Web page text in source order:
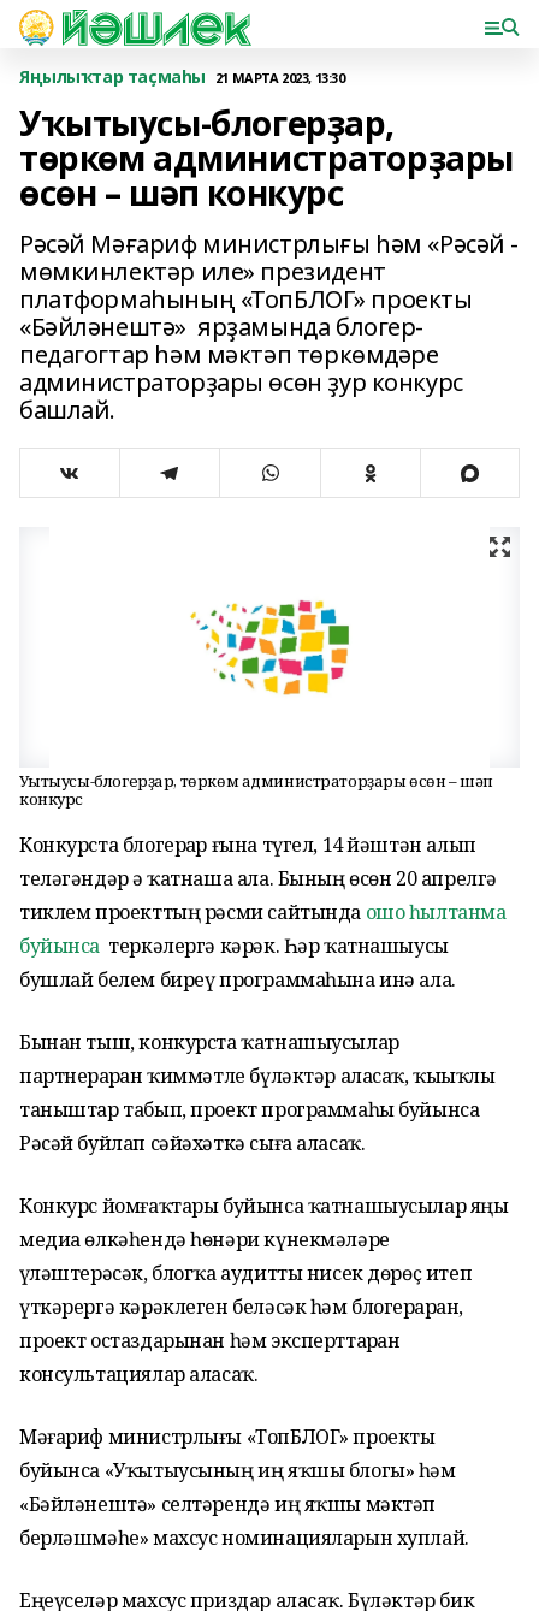
Яңылыҡтар таҫмаһы 21 МАРТА 2023, 13:30
Уҡытыусы-блогерҙар,
төркөм администраторҙары
өсөн – шәп конкурс
Рәсәй Мәғариф министрлығы һәм «Рәсәй -
мөмкинлектәр иле» президент
платформаһының «ТопБЛОГ» проекты
«Бәйләнештә» ярҙамында блогер-
педагогтар һәм мәктәп төркөмдәре
администраторҙары өсөн ҙур конкурс
башлай.
Уҡытыусы-блогерҙар, төркөм администраторҙары өсөн – шәп
конкурс
Конкурста блогерҙар ғына түгел, 14 йәштән алып
теләгәндәр ҙә ҡатнаша ала. Бының өсөн 20 апрелгә
тиклем проекттың рәсми сайтында ошо һылтанма
буйынса теркәлергә кәрәк. Һәр ҡатнашыусы
бушлай белем биреү программаһына инә ала.
Бынан тыш, конкурста ҡатнашыусылар
партнерҙарҙан ҡиммәтле бүләктәр аласаҡ, ҡыҙыҡлы
таныштар табып, проект программаһы буйынса
Рәсәй буйлап сәйәхәткә сыға аласаҡ.
Конкурс йомғаҡтары буйынса ҡатнашыусылар яңы
медиа өлкәһендә һөнәри күнекмәләрҙе
үҙләштерәсәк, блогҡа аудитты нисек дөрөҫ итеп
үткәрергә кәрәклеген беләсәк һәм блогерҙарҙан,
проект остаздарынан һәм эксперттарҙан
консультациялар аласаҡ.
Мәғариф министрлығы «ТопБЛОГ» проекты
буйынса «Уҡытыусының иң яҡшы блогы» һәм
«Бәйләнештә» селтәрендә иң яҡшы мәктәп
берләшмәһе» махсус номинацияларын хуплай.
Еңеүселәр махсус приздар аласаҡ. Бүләктәр бик